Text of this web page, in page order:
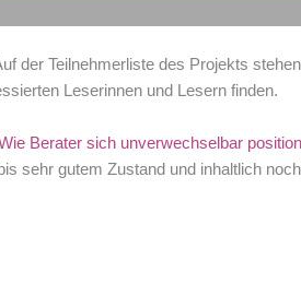
der Teilnehmerliste des Projekts
Leserinnen und Lesern finden.
Berater sich unverwechselbar
sehr gutem Zustand und inhaltlich